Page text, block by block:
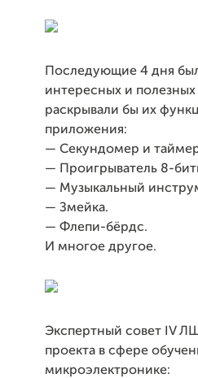
Последующие 4 дня
интересных и
раскрывали бы их
приложения:
— Секундомер и
— Проигрыватель 8-
— Музыкальный
— Змейка.
— Флепи-бёрдс.
И многое другое.
Экспертный совет IV
проекта в сфере
микроэлектронике: